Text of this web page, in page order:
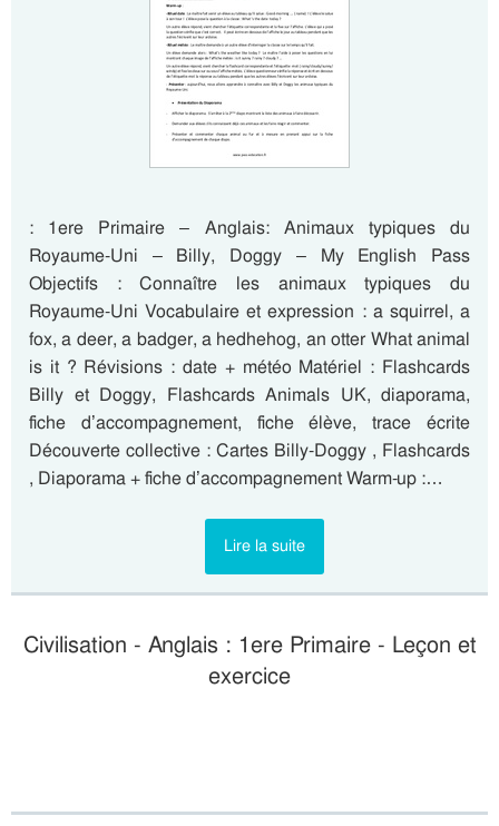
: 1ere Primaire – Anglais: Animaux typiques du
Royaume-Uni – Billy, Doggy – My English Pass
Objectifs : Connaître les animaux typiques du
Royaume-Uni Vocabulaire et expression : a squirrel, a
fox, a deer, a badger, a hedhehog, an otter What animal
is it ? Révisions : date + météo Matériel : Flashcards
Billy et Doggy, Flashcards Animals UK, diaporama,
fiche d’accompagnement, fiche élève, trace écrite
Découverte collective : Cartes Billy-Doggy , Flashcards
, Diaporama + fiche d’accompagnement Warm-up :…
Lire la suite
Civilisation - Anglais : 1ere Primaire - Leçon et
exercice